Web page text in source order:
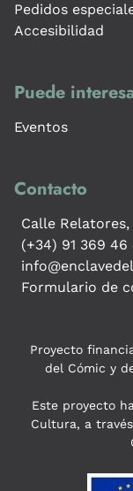
Pedidos
Accesibilidad
Puede
Eventos
Contacto
Calle Relatores,
(+34) 91 369 46
Formulario de
Proyecto
del Cómic y
Este proyecto
Cultura, a